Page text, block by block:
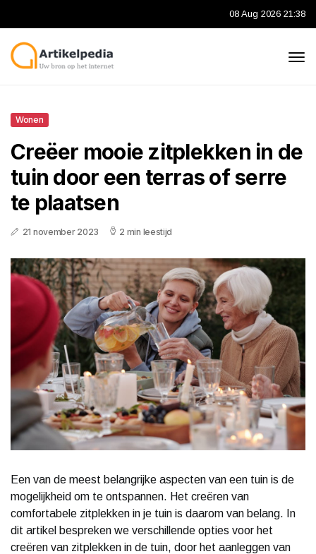
08 Aug 2026 21:38
Wonen
Creëer mooie zitplekken in de
tuin door een terras of serre
te plaatsen
21 november 2023 2 min leestijd
Een van de meest belangrijke aspecten van een tuin is de
mogelijkheid om te ontspannen. Het creëren van
comfortabele zitplekken in je tuin is daarom van belang. In
dit artikel bespreken we verschillende opties voor het
creëren van zitplekken in de tuin, door het aanleggen van